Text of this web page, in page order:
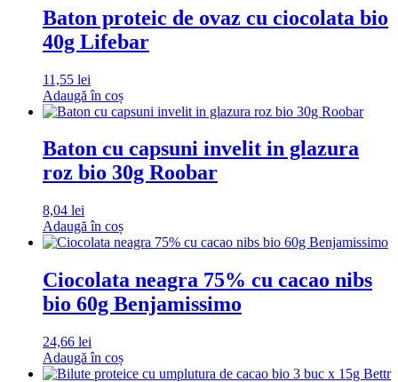
Baton proteic de ovaz cu ciocolata bio
40g Lifebar
11,55 lei
Adaugă în coș
Baton cu capsuni invelit in glazura
roz bio 30g Roobar
8,04 lei
Adaugă în coș
Ciocolata neagra 75% cu cacao nibs
bio 60g Benjamissimo
24,66 lei
Adaugă în coș